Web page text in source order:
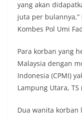
yang akan
juta per
Kombes Pol Umi
Para korban yang
Malaysia dengan
Indonesia (CPMI)
Lampung Utara, TS
Dua wanita korban